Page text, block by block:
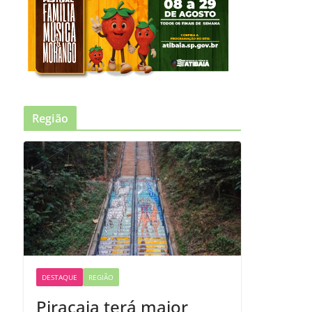
Região
DESTAQUE REGIÃO
Piracaia terá maior